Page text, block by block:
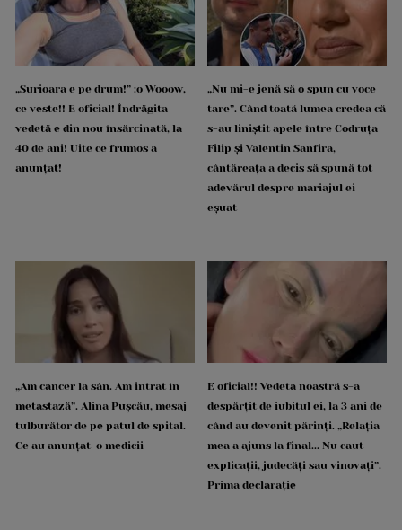
„Surioara e pe drum!” :o Wooow,
ce veste!! E oficial! Îndrăgita
vedetă e din nou însărcinată, la
40 de ani! Uite ce frumos a
anunțat!
„Nu mi-e jenă să o spun cu voce
tare”. Când toată lumea credea că
s-au liniștit apele între Codruța
Filip și Valentin Sanfira,
cântăreața a decis să spună tot
adevărul despre mariajul ei
eșuat
„Am cancer la sân. Am intrat în
metastază”. Alina Pușcău, mesaj
tulburător de pe patul de spital.
Ce au anunțat-o medicii
E oficial!! Vedeta noastră s-a
despărțit de iubitul ei, la 3 ani de
când au devenit părinți. „Relația
mea a ajuns la final... Nu caut
explicații, judecăți sau vinovați”.
Prima declarație